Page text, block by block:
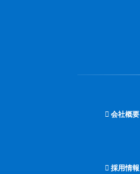
会社概要
採用情報